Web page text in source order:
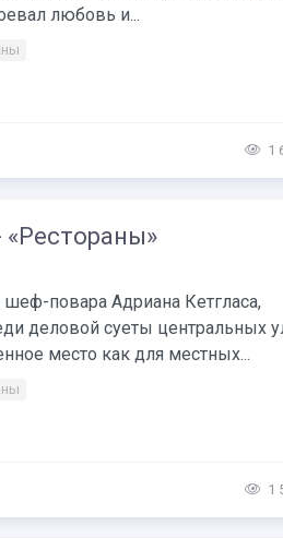
любовь и...
1
«Рестораны»
шеф-повара Адриана Кетгласа,
деловой суеты центральных
место как для местных...
1